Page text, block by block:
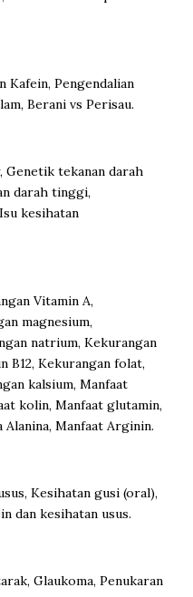
Kafein, Pengendalian
Berani vs Perisau.
tekanan darah
darah tinggi,
kesihatan
Vitamin A,
magnesium,
natrium, Kekurangan
B12, Kekurangan folat,
kalsium, Manfaat
kolin, Manfaat glutamin,
Manfaat Arginin.
Kesihatan gusi (oral),
dan kesihatan usus.
Glaukoma, Penukaran